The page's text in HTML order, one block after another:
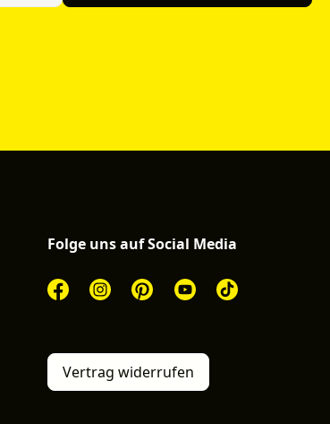
Folge uns auf Social Media
Vertrag widerrufen